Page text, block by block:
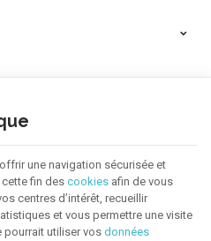
une navigation sécurisée et
fin des cookies afin de vous
centres d’intérêt, recueillir
et vous permettre une visite
pourrait utiliser vos données